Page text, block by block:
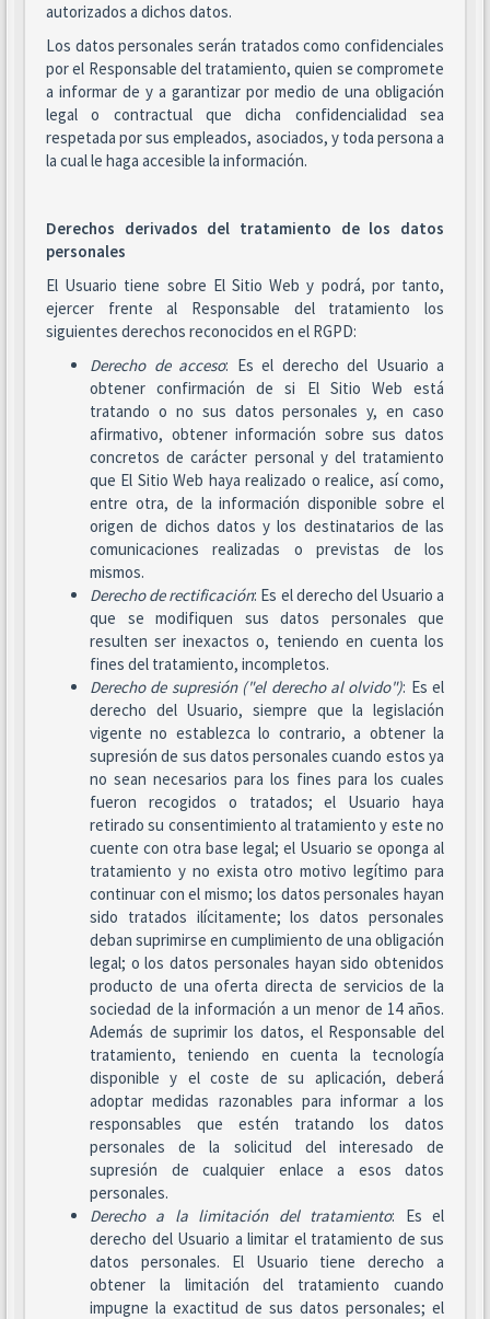
autorizados a dichos datos.
Los datos personales serán tratados como confidenciales
por el Responsable del tratamiento, quien se compromete
a informar de y a garantizar por medio de una obligación
legal o contractual que dicha confidencialidad sea
respetada por sus empleados, asociados, y toda persona a
la cual le haga accesible la información.
Derechos derivados del tratamiento de los datos
personales
El Usuario tiene sobre El Sitio Web y podrá, por tanto,
ejercer frente al Responsable del tratamiento los
siguientes derechos reconocidos en el RGPD:
Derecho de acceso: Es el derecho del Usuario a
obtener confirmación de si El Sitio Web está
tratando o no sus datos personales y, en caso
afirmativo, obtener información sobre sus datos
concretos de carácter personal y del tratamiento
que El Sitio Web haya realizado o realice, así como,
entre otra, de la información disponible sobre el
origen de dichos datos y los destinatarios de las
comunicaciones realizadas o previstas de los
mismos.
Derecho de rectificación: Es el derecho del Usuario a
que se modifiquen sus datos personales que
resulten ser inexactos o, teniendo en cuenta los
fines del tratamiento, incompletos.
Derecho de supresión ("el derecho al olvido"): Es el
derecho del Usuario, siempre que la legislación
vigente no establezca lo contrario, a obtener la
supresión de sus datos personales cuando estos ya
no sean necesarios para los fines para los cuales
fueron recogidos o tratados; el Usuario haya
retirado su consentimiento al tratamiento y este no
cuente con otra base legal; el Usuario se oponga al
tratamiento y no exista otro motivo legítimo para
continuar con el mismo; los datos personales hayan
sido tratados ilícitamente; los datos personales
deban suprimirse en cumplimiento de una obligación
legal; o los datos personales hayan sido obtenidos
producto de una oferta directa de servicios de la
sociedad de la información a un menor de 14 años.
Además de suprimir los datos, el Responsable del
tratamiento, teniendo en cuenta la tecnología
disponible y el coste de su aplicación, deberá
adoptar medidas razonables para informar a los
responsables que estén tratando los datos
personales de la solicitud del interesado de
supresión de cualquier enlace a esos datos
personales.
Derecho a la limitación del tratamiento: Es el
derecho del Usuario a limitar el tratamiento de sus
datos personales. El Usuario tiene derecho a
obtener la limitación del tratamiento cuando
impugne la exactitud de sus datos personales; el